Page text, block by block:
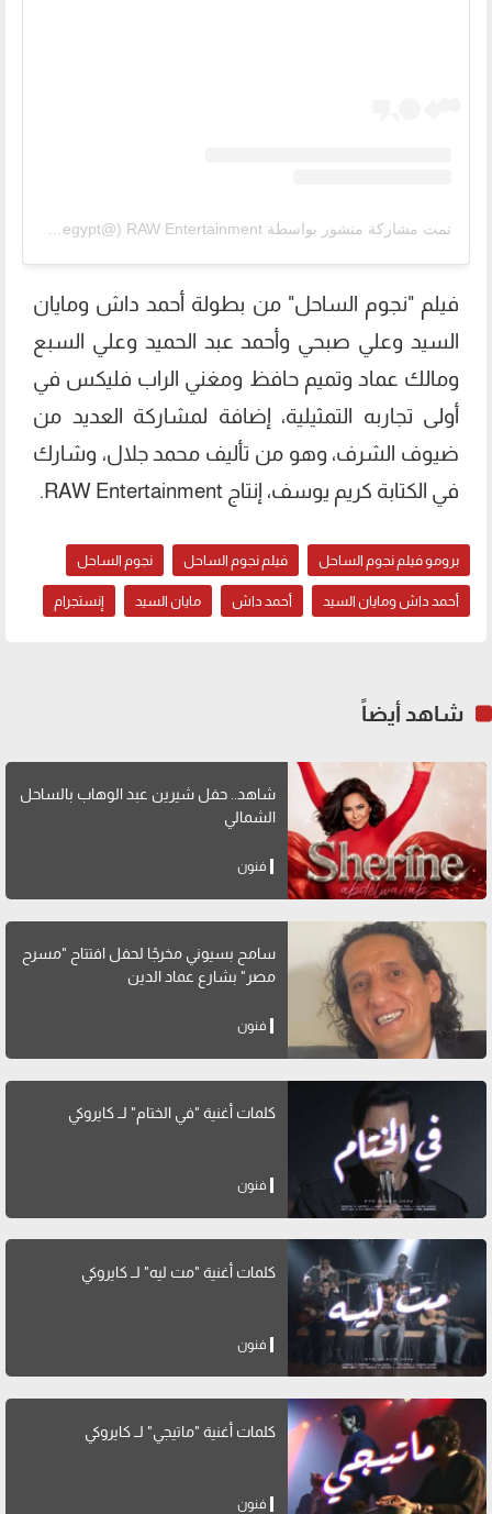
تمت مشاركة منشور بواسطة ‏‎RAW Entertainment‎‏ (@‏‎rawegypt‎‏)
فيلم "نجوم الساحل" من بطولة أحمد داش ومايان
السيد وعلي صبحي وأحمد عبد الحميد وعلي السبع
ومالك عماد وتميم حافظ ومغني الراب فليكس في
أولى تجاربه التمثيلية، إضافة لمشاركة العديد من
ضيوف الشرف، وهو من تأليف محمد جلال، وشارك
في الكتابة كريم يوسف، إنتاج RAW Entertainment‎.
برومو فيلم نجوم الساحل فيلم نجوم الساحل نجوم الساحل
أحمد داش ومايان السيد أحمد داش مايان السيد إنستجرام
شاهد أيضاً
شاهد.. حفل شيرين عبد الوهاب بالساحل
الشمالي
فنون
سامح بسيوني مخرجًا لحفل افتتاح "مسرح
مصر" بشارع عماد الدين
فنون
كلمات أغنية "في الختام" لــ كايروكي
فنون
كلمات أغنية "مت ليه" لــ كايروكي
فنون
كلمات أغنية "ماتيجي" لــ كايروكي
فنون